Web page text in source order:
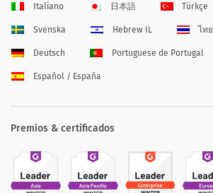
Italiano 日本語 Türkçe
Svenska Hebrew IL ไทย
Deutsch Portuguese de Portugal
Español / España
Premios & certificados